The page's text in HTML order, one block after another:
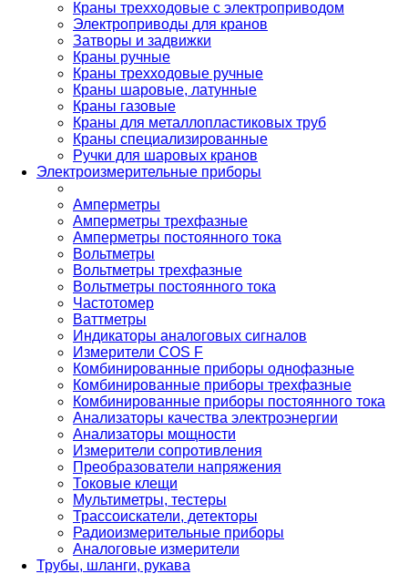
Краны трехходовые с электроприводом
Электроприводы для кранов
Затворы и задвижки
Краны ручные
Краны трехходовые ручные
Краны шаровые, латунные
Краны газовые
Краны для металлопластиковых труб
Краны специализированные
Ручки для шаровых кранов
Электроизмерительные приборы
Амперметры
Амперметры трехфазные
Амперметры постоянного тока
Вольтметры
Вольтметры трехфазные
Вольтметры постоянного тока
Частотомер
Ваттметры
Индикаторы аналоговых сигналов
Измерители COS F
Комбинированные приборы однофазные
Комбинированные приборы трехфазные
Комбинированные приборы постоянного тока
Анализаторы качества электроэнергии
Анализаторы мощности
Измерители сопротивления
Преобразователи напряжения
Токовые клещи
Мультиметры, тестеры
Трассоискатели, детекторы
Радиоизмерительные приборы
Аналоговые измерители
Трубы, шланги, рукава